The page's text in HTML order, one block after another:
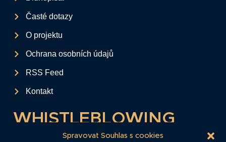
Spravovat Souhlas s cookies
Časté dotazy
O projektu
Ochrana osobních údajů
RSS Feed
Kontakt
WHISTLEBLOWING
Tento formulář slouží k anonymnímu zaslání